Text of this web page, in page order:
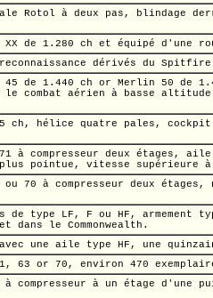
Rotol à deux pas, blindage
de 1.280 ch et équipé d'une
dérivés du Spitfire
45 de 1.440 ch or Merlin 50 de
combat aérien à basse
ch,
hélice quatre pales,
compresseur deux étages,
pointue, vitesse supérieure à
70 à compresseur deux
type LF, F ou HF, armement
le Commonwealth.
une aile type HF, une
63 or 70, environ 470
à un étage d'une